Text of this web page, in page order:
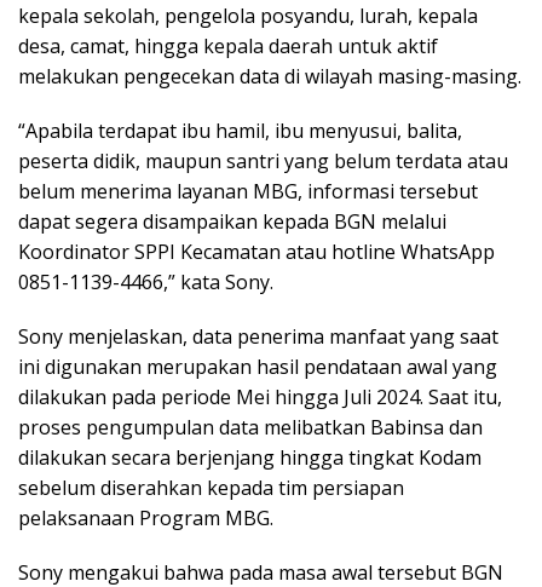
kepala sekolah, pengelola posyandu, lurah, kepala
desa, camat, hingga kepala daerah untuk aktif
melakukan pengecekan data di wilayah masing-masing.
“Apabila terdapat ibu hamil, ibu menyusui, balita,
peserta didik, maupun santri yang belum terdata atau
belum menerima layanan MBG, informasi tersebut
dapat segera disampaikan kepada BGN melalui
Koordinator SPPI Kecamatan atau hotline WhatsApp
0851-1139-4466,” kata Sony.
Sony menjelaskan, data penerima manfaat yang saat
ini digunakan merupakan hasil pendataan awal yang
dilakukan pada periode Mei hingga Juli 2024. Saat itu,
proses pengumpulan data melibatkan Babinsa dan
dilakukan secara berjenjang hingga tingkat Kodam
sebelum diserahkan kepada tim persiapan
pelaksanaan Program MBG.
Sony mengakui bahwa pada masa awal tersebut BGN